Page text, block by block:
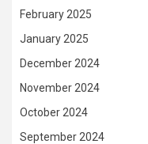
February 2025
January 2025
December 2024
November 2024
October 2024
September 2024